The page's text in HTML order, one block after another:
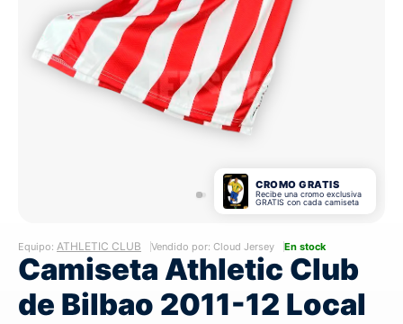
CROMO GRATIS
Recibe una cromo exclusiva
GRATIS con cada camiseta
Equipo: ATHLETIC CLUB Vendido por: Cloud Jersey En stock
Camiseta Athletic Club
de Bilbao 2011-12 Local